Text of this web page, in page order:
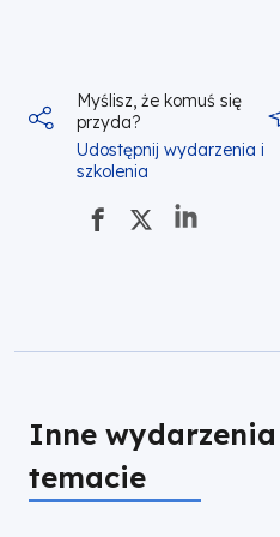
Myślisz, że komuś się
przyda?
Udostępnij wydarzenia i
szkolenia
Inne
temacie